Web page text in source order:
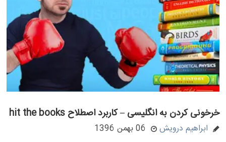
خرخونی کردن به انگلیسی – کاربرد اصطلاح hit the books
ابراهیم درویش 06 بهمن 1396